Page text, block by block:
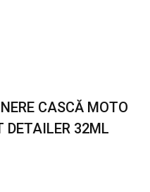
CASCĂ MOTO
DETAILER 32ML